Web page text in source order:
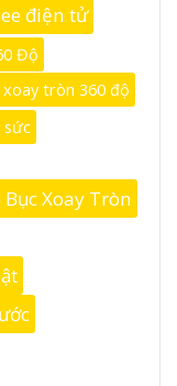
điện tử
Độ
xoay tròn 360 độ
sức
Xoay Tròn